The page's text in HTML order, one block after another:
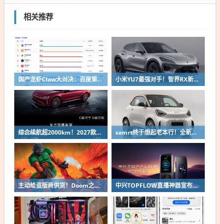
相关推荐
国产龙虾Claw大对决：百度第一、小米第二 小米YU7最强对手！智界RX新车申报：低趴车身颜值出众
综合续航超2000km！2027款奇瑞风云A9L上市：限时13.99万起 samrt终于想起老本行！全新微型纯电双座轿车精灵#2申报
主动给盗版商供货！Doom之父自曝曾向中国贱卖空包装 中兴TOPFLOW直播神器宣布8月14日开售：Wi-Fi 7 最多连接64台设备